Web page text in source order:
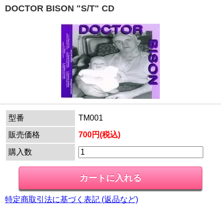
DOCTOR BISON "S/T" CD
型番
TM001
販売価格
700円(税込)
購入数
特定商取引法に基づく表記 (返品など)